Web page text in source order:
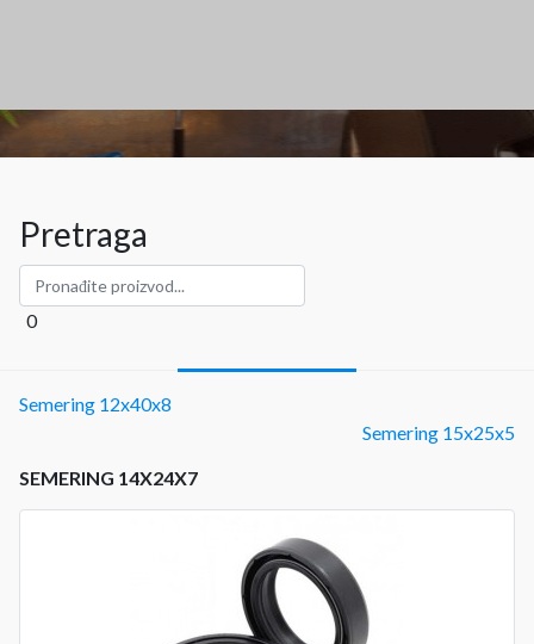
Pretraga
0
Semering 12x40x8
Semering 15x25x5
SEMERING 14X24X7